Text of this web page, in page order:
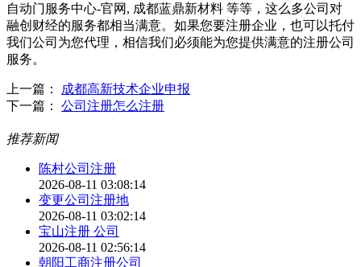
自动门服务中心-官网, 成都蓝鼎新材料 等等，这么多公司对
融创财经的服务都相当满意。如果您要注册企业，也可以托付
我们公司为您代理，相信我们必须能为您提供满意的注册公司
服务。
上一篇：
成都高新技术企业申报
下一篇： 公司注册怎么注册
推荐新闻
陈村公司注册
2026-08-11 03:08:14
变更公司注册地
2026-08-11 03:02:14
宝山注册 公司
2026-08-11 02:56:14
朝阳工商注册公司